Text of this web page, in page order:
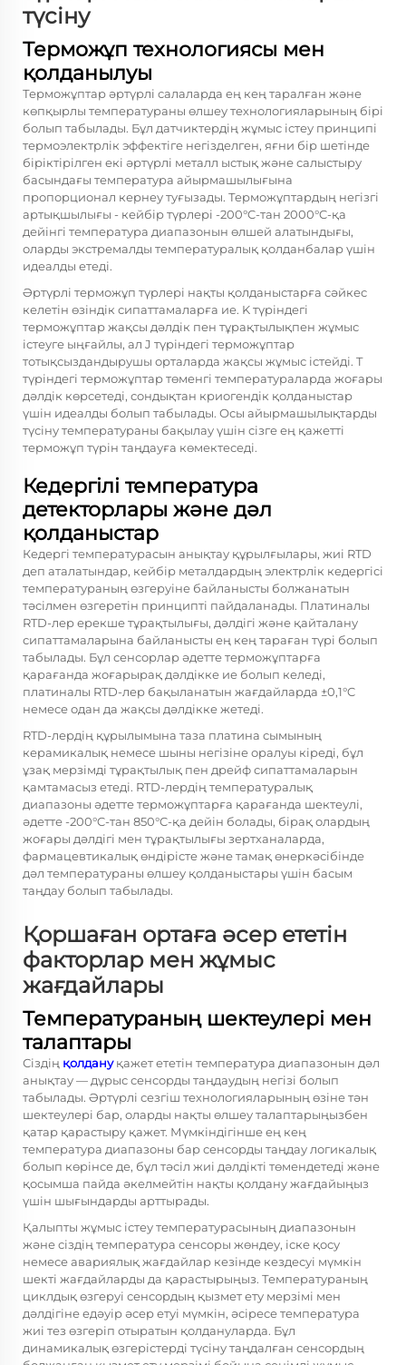
түсіну
Терможұп технологиясы мен
қолданылуы
Терможұптар әртүрлі салаларда ең кең таралған және
көпқырлы температураны өлшеу технологияларының бірі
болып табылады. Бұл датчиктердің жұмыс істеу принципі
термоэлектрлік эффектіге негізделген, яғни бір шетінде
біріктірілген екі әртүрлі металл ыстық және салыстыру
басындағы температура айырмашылығына
пропорционал кернеу туғызады. Терможұптардың негізгі
артықшылығы - кейбір түрлері -200°C-тан 2000°C-қа
дейінгі температура диапазонын өлшей алатындығы,
оларды экстремалды температуралық қолданбалар үшін
идеалды етеді.
Әртүрлі терможұп түрлері нақты қолданыстарға сәйкес
келетін өзіндік сипаттамаларға ие. K түріндегі
терможұптар жақсы дәлдік пен тұрақтылықпен жұмыс
істеуге ыңғайлы, ал J түріндегі терможұптар
тотықсыздандырушы орталарда жақсы жұмыс істейді. T
түріндегі терможұптар төменгі температураларда жоғары
дәлдік көрсетеді, сондықтан криогендік қолданыстар
үшін идеалды болып табылады. Осы айырмашылықтарды
түсіну температураны бақылау үшін сізге ең қажетті
терможұп түрін таңдауға көмектеседі.
Кедергілі температура
детекторлары және дәл
қолданыстар
Кедергі температурасын анықтау құрылғылары, жиі RTD
деп аталатындар, кейбір металдардың электрлік кедергісі
температураның өзгеруіне байланысты болжанатын
тәсілмен өзгеретін принципті пайдаланады. Платиналы
RTD-лер ерекше тұрақтылығы, дәлдігі және қайталану
сипаттамаларына байланысты ең кең тараған түрі болып
табылады. Бұл сенсорлар әдетте терможұптарға
қарағанда жоғарырақ дәлдікке ие болып келеді,
платиналы RTD-лер бақыланатын жағдайларда ±0,1°C
немесе одан да жақсы дәлдікке жетеді.
RTD-лердің құрылымына таза платина сымының
керамикалық немесе шыны негізіне оралуы кіреді, бұл
ұзақ мерзімді тұрақтылық пен дрейф сипаттамаларын
қамтамасыз етеді. RTD-лердің температуралық
диапазоны әдетте терможұптарға қарағанда шектеулі,
әдетте -200°C-тан 850°C-қа дейін болады, бірақ олардың
жоғары дәлдігі мен тұрақтылығы зертханаларда,
фармацевтикалық өндірісте және тамақ өнеркәсібінде
дәл температураны өлшеу қолданыстары үшін басым
таңдау болып табылады.
Қоршаған ортаға әсер ететін
факторлар мен жұмыс
жағдайлары
Температураның шектеулері мен
талаптары
Сіздің қолдануқажет ететін температура диапазонын дәл
анықтау — дұрыс сенсорды таңдаудың негізі болып
табылады. Әртүрлі сезгіш технологияларының өзіне тән
шектеулері бар, оларды нақты өлшеу талаптарыңызбен
қатар қарастыру қажет. Мүмкіндігінше ең кең
температура диапазоны бар сенсорды таңдау логикалық
болып көрінсе де, бұл тәсіл жиі дәлдікті төмендетеді және
қосымша пайда әкелмейтін нақты қолдану жағдайыңыз
үшін шығындарды арттырады.
Қалыпты жұмыс істеу температурасының диапазонын
және сіздің температура сенсоры жөндеу, іске қосу
немесе авариялық жағдайлар кезінде кездесуі мүмкін
шекті жағдайларды да қарастырыңыз. Температураның
циклдық өзгеруі сенсордың қызмет ету мерзімі мен
дәлдігіне едәуір әсер етуі мүмкін, әсіресе температура
жиі тез өзгеріп отыратын қолдануларда. Бұл
динамикалық өзгерістерді түсіну таңдалған сенсордың